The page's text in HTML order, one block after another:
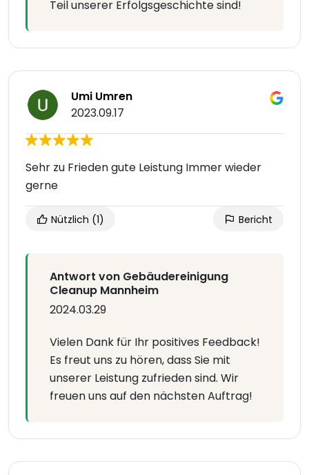
Teil unserer Erfolgsgeschichte sind!
Umi Umren
2023.09.17
Sehr zu Frieden gute Leistung Immer wieder
gerne
Nützlich (1) Bericht
Antwort von Gebäudereinigung
Cleanup Mannheim
2024.03.29
Vielen Dank für Ihr positives Feedback!
Es freut uns zu hören, dass Sie mit
unserer Leistung zufrieden sind. Wir
freuen uns auf den nächsten Auftrag!